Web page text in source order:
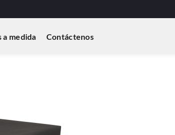
a medida Contáctenos